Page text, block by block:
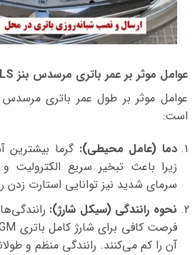
عوامل موثر بر عمر باتری مرسدس بنز CLS
است:
دما (عامل محیطی): گرما بیشترین
زیرا باعث تبخیر سریع
سرمای شدید نیز توانایی استارت
نحوه رانندگی (سیکل شارژ):
آن را کم می‌کنند. رانندگی منظم و